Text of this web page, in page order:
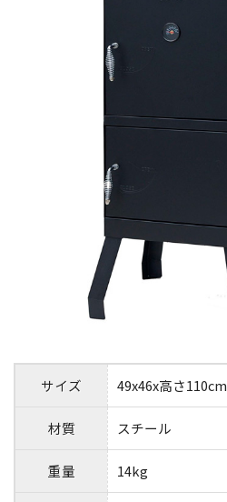
サイズ 49x46x高さ110cm
材質 スチール
重量 14kg